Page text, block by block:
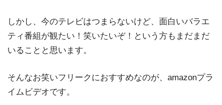
しかし、今のテレビはつまらないけど、面白いバラエ
ティ番組が観たい！笑いたいぞ！という方もまだまだ
いることと思います。
そんなお笑いフリークにおすすめなのが、amazonプラ
イムビデオです。